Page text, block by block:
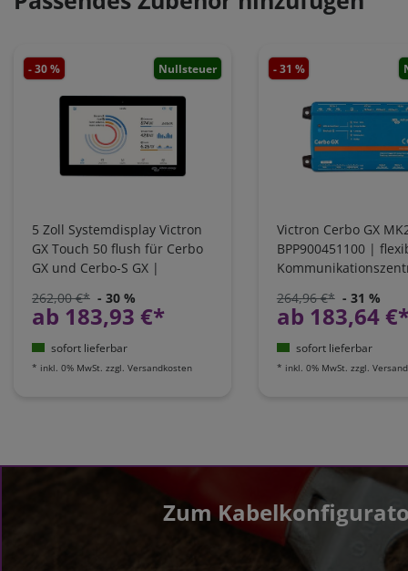
- 30 % Nullsteuer
5 Zoll Systemdisplay Victron
GX Touch 50 flush für Cerbo
GX und Cerbo-S GX |
262,00 €* - 30 %
ab 183,93 €*
sofort lieferbar
* inkl. 0% MwSt. zzgl. Versandkosten
- 31 %
Victron Cerbo GX
BPP900451100 |
264,96 €* - 31 %
ab 183,64
sofort lieferbar
* inkl. 0% MwSt. zzgl.
Zum